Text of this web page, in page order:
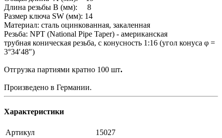
Длина резьбы В (мм): 8
Размер ключа SW (мм): 14
Материал: сталь оцинкованная, закаленная
Резьба: NPT (National Pipe Taper) - американская
трубная коническая резьба, с конусность 1:16 (угол конуса φ =
3°34′48″)
Отгрузка партиями кратно 100 шт.
Произведено в Германии.
Характеристики
Артикул
15027